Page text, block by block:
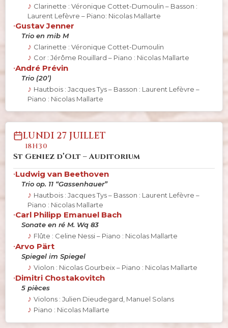
Clarinette : Véronique Cottet-Dumoulin – Basson :
Laurent Lefèvre – Piano: Nicolas Mallarte
•Gustav Jenner
Trio en mib M
Clarinette : Véronique Cottet-Dumoulin
Cor : Jérôme Rouillard – Piano : Nicolas Mallarte
•André Prévin
Trio (20’)
Hautbois : Jacques Tys – Basson : Laurent Lefèvre –
Piano : Nicolas Mallarte
LUNDI 27 JUILLET
18H30
St Geniez d’Olt – Auditorium
•Ludwig van Beethoven
Trio op. 11 “Gassenhauer”
Hautbois : Jacques Tys – Basson : Laurent Lefèvre –
Piano : Nicolas Mallarte
•Carl Philipp Emanuel Bach
Sonate en ré M. Wq 83
Flûte : Celine Nessi – Piano : Nicolas Mallarte
•Arvo Pärt
Spiegel im Spiegel
Violon : Nicolas Gourbeix – Piano : Nicolas Mallarte
•Dimitri Chostakovitch
5 pièces
Violons : Julien Dieudegard, Manuel Solans
Piano : Nicolas Mallarte